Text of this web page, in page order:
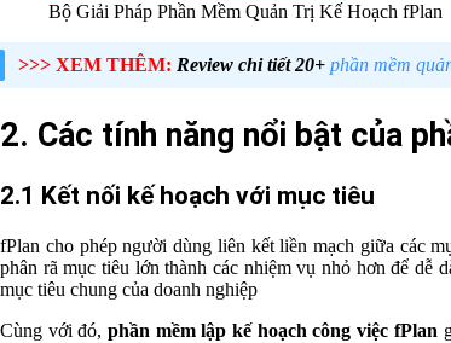
Bộ Giải Pháp Phần Mềm Quản Trị Kế Hoạch fPlan
>>> XEM THÊM: Review chi tiết 20+ phần mềm
2. Các tính năng nổi bật của
2.1 Kết nối kế hoạch với mục tiêu
fPlan cho phép người dùng liên kết liền mạch giữa các
phân rã mục tiêu lớn thành các nhiệm vụ nhỏ hơn để
mục tiêu chung của doanh nghiệp
Cùng với đó,phần mềm lập kế hoạch công việc fPlan